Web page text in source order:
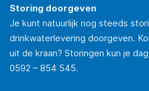
Storing doorgeven
Je kunt natuurlijk nog steeds
drinkwaterlevering doorgeven.
uit de kraan? Storingen kun je
0592 – 854 545.